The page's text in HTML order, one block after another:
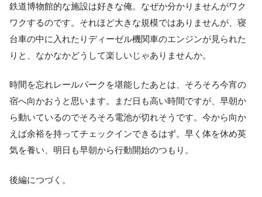
鉄道博物館的な施設は好きな俺。なぜか分かりませんがワク
ワクするのです。それほど大きな規模ではありませんが、寝
台車の中に入れたりディーゼル機関車のエンジンが見られた
りと、なかなかどうして楽しいじゃありませんか。
時間を忘れレールパークを堪能したあとは、そろそろ今宵の
宿へ向かおうと思います。まだ日も高い時間ですが、早朝か
ら動いているのでそろそろ電池が切れそうです。今から向か
えば余裕を持ってチェックインできるはず。早く体を休め英
気を養い、明日も早朝から行動開始のつもり。
後編につづく。